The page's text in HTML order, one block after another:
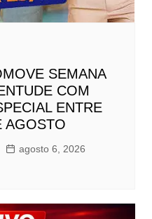
SEMANA
COM
ENTRE
AGOSTO
agosto 6, 2026